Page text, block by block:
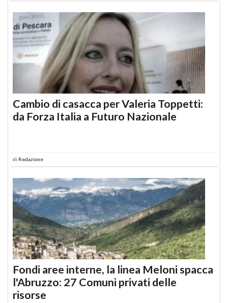
Cambio di casacca per Valeria Toppetti:
da Forza Italia a Futuro Nazionale
di Redazione
Fondi aree interne, la linea Meloni spacca
l'Abruzzo: 27 Comuni privati delle
risorse